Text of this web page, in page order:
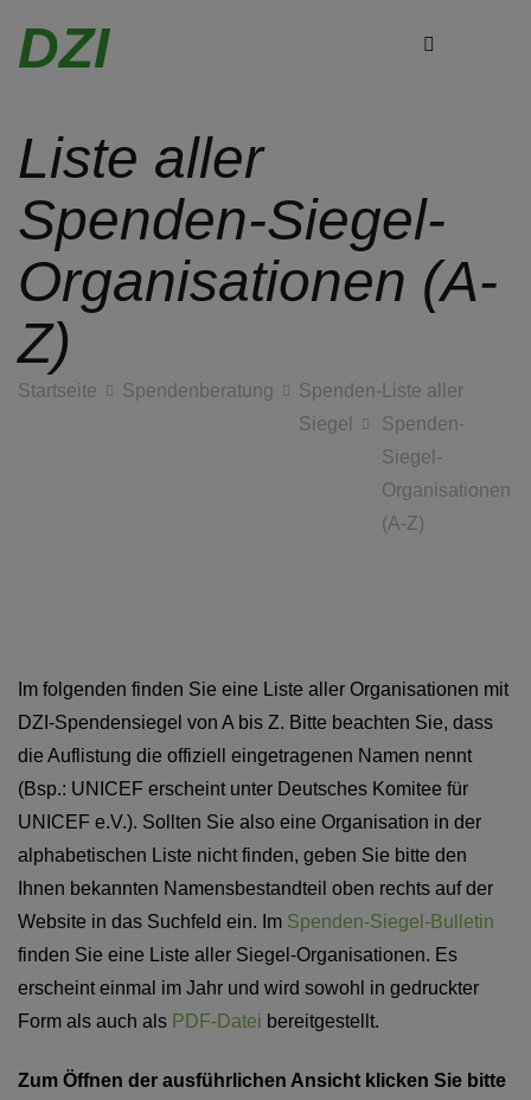
InhaltDZI
Liste aller
Spenden-Siegel-
Organisationen (A-
Z)
Startseite Spendenberatung
Spenden-
Siegel
Liste aller
Spenden-
Siegel-
Organisationen
(A-Z)
Im folgenden finden Sie eine Liste aller Organisationen mit
DZI-Spendensiegel von A bis Z. Bitte beachten Sie, dass
die Auflistung die offiziell eingetragenen Namen nennt
(Bsp.: UNICEF erscheint unter Deutsches Komitee für
UNICEF e.V.). Sollten Sie also eine Organisation in der
alphabetischen Liste nicht finden, geben Sie bitte den
Ihnen bekannten Namensbestandteil oben rechts auf der
Website in das Suchfeld ein. Im Spenden-Siegel-Bulletin
finden Sie eine Liste aller Siegel-Organisationen. Es
erscheint einmal im Jahr und wird sowohl in gedruckter
Form als auch als PDF-Datei bereitgestellt.
Zum Öffnen der ausführlichen Ansicht klicken Sie bitte